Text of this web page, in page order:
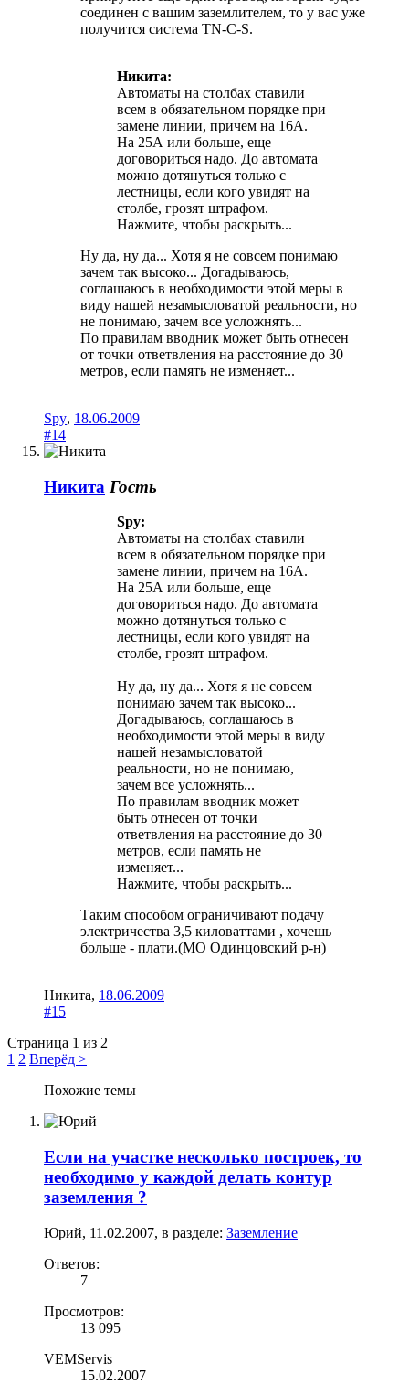
соединен с вашим заземлителем, то у вас уже
получится система TN-C-S.
Никита:
Автоматы на столбах ставили
всем в обязательном порядке при
замене линии, причем на 16А.
На 25А или больше, еще
договориться надо. До автомата
можно дотянуться только с
лестницы, если кого увидят на
столбе, грозят штрафом.
Нажмите, чтобы раскрыть...
Ну да, ну да... Хотя я не совсем понимаю
зачем так высоко... Догадываюсь,
соглашаюсь в необходимости этой меры в
виду нашей незамысловатой реальности, но
не понимаю, зачем все усложнять...
По правилам вводник может быть отнесен
от точки ответвления на расстояние до 30
метров, если память не изменяет...
Spy, 18.06.2009
#14
Никита Гость
Spy:
Автоматы на столбах ставили
всем в обязательном порядке при
замене линии, причем на 16А.
На 25А или больше, еще
договориться надо. До автомата
можно дотянуться только с
лестницы, если кого увидят на
столбе, грозят штрафом.
Ну да, ну да... Хотя я не совсем
понимаю зачем так высоко...
Догадываюсь, соглашаюсь в
необходимости этой меры в виду
нашей незамысловатой
реальности, но не понимаю,
зачем все усложнять...
По правилам вводник может
быть отнесен от точки
ответвления на расстояние до 30
метров, если память не
изменяет...
Нажмите, чтобы раскрыть...
Таким способом ограничивают подачу
электричества 3,5 киловаттами , хочешь
больше - плати.(МО Одинцовский р-н)
Никита, 18.06.2009
#15
Страница 1 из 2
1 2 Вперёд >
Похожие темы
Если на участке несколько построек, то
необходимо у каждой делать контур
заземления ?
Юрий, 11.02.2007, в разделе: Заземление
Ответов:
7
Просмотров:
13 095
VEMServis
15.02.2007